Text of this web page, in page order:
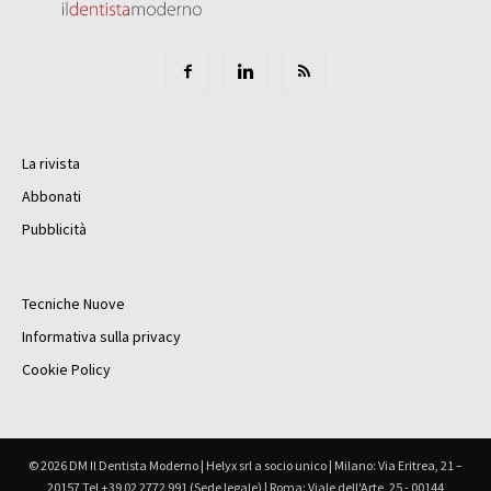
La rivista
Abbonati
Pubblicità
Tecniche Nuove
Informativa sulla privacy
Cookie Policy
© 2026 DM Il Dentista Moderno | Helyx srl a socio unico | Milano: Via Eritrea, 21 –
20157 Tel +39 02 2772 991 (Sede legale) | Roma: Viale dell'Arte, 25 - 00144